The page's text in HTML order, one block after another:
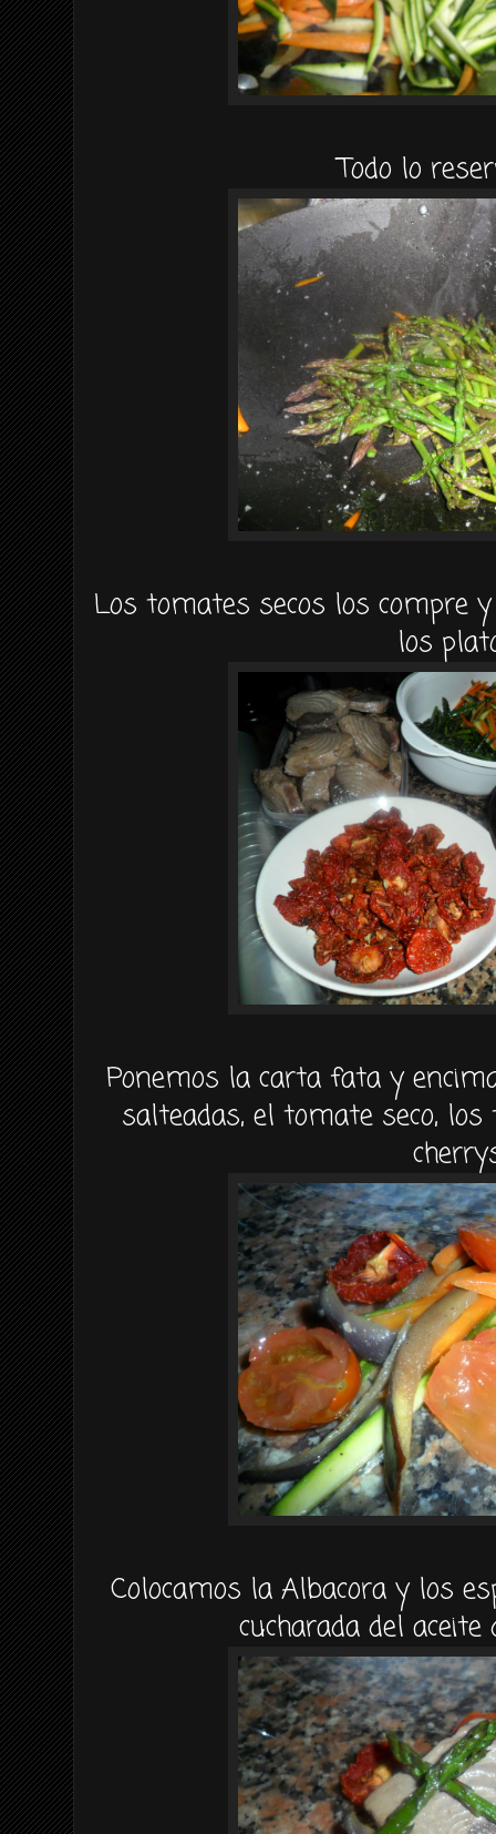
Todo lo
Los tomates secos los compre
los
Ponemos la carta fata y
salteadas, el tomate seco,
Colocamos la Albacora y los
cucharada del